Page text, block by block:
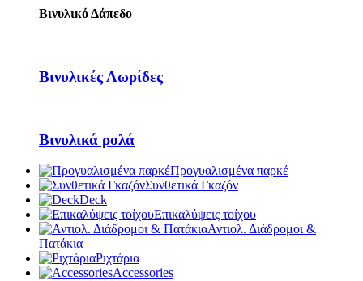
Βινυλικό Δάπεδο
Βινυλικές Λωρίδες
Βινυλικά ρολά
Προγυαλισμένα παρκέ
Συνθετικά Γκαζόν
Deck
Επικαλύψεις τοίχου
Αντιολ. Διάδρομοι &
Πατάκια
Ριχτάρια
Accessories